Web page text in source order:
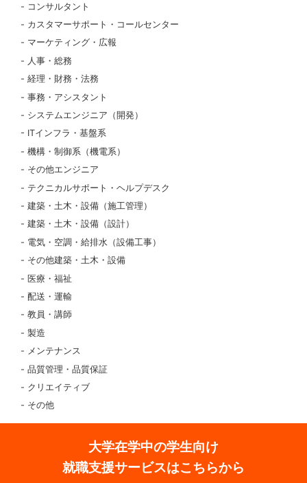
コンサルタント
カスタマーサポート・コールセンター
マーケティング・広報
人事・総務
経理・財務・法務
事務・アシスタント
システムエンジニア（開発）
ITインフラ・基盤系
機構・制御系（機電系）
その他エンジニア
テクニカルサポート・ヘルプデスク
建築・土木・設備（施工管理）
建築・土木・設備（設計）
電気・空調・給排水（設備工事）
その他建築・土木・設備
医療・福祉
配送・運輸
教員・講師
製造
メンテナンス
品質管理・品質保証
クリエイティブ
その他
大学在学中の学生向け
就職支援サービスはこちらから